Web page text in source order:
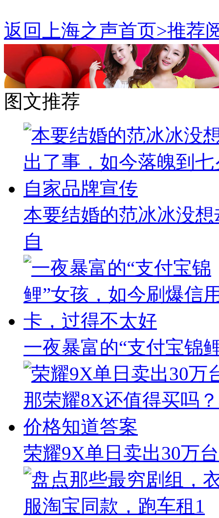
返回上海之声首页>推荐
图文推荐
本要结婚的范冰冰没
自
一夜暴富的“支付宝锦
荣耀9X单日卖出30万